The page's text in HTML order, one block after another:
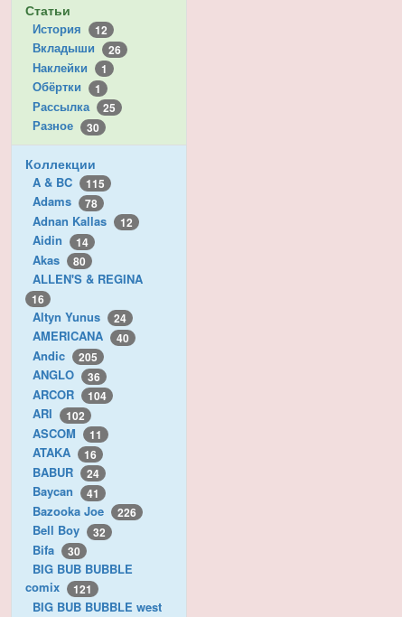
Статьи
История 12
Вкладыши 26
Наклейки 1
Обёртки 1
Рассылка 25
Разное 30
Коллекции
A & BC 115
Adams 78
Adnan Kallas 12
Aidin 14
Akas 80
ALLEN'S & REGINA
16
Altyn Yunus 24
AMERICANA 40
Andic 205
ANGLO 36
ARCOR 104
ARI 102
ASCOM 11
ATAKA 16
BABUR 24
Baycan 41
Bazooka Joe 226
Bell Boy 32
Bifa 30
BIG BUB BUBBLE
comix
121
BIG BUB BUBBLE west